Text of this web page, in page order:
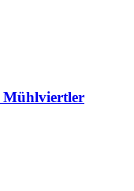
Mühlviertler